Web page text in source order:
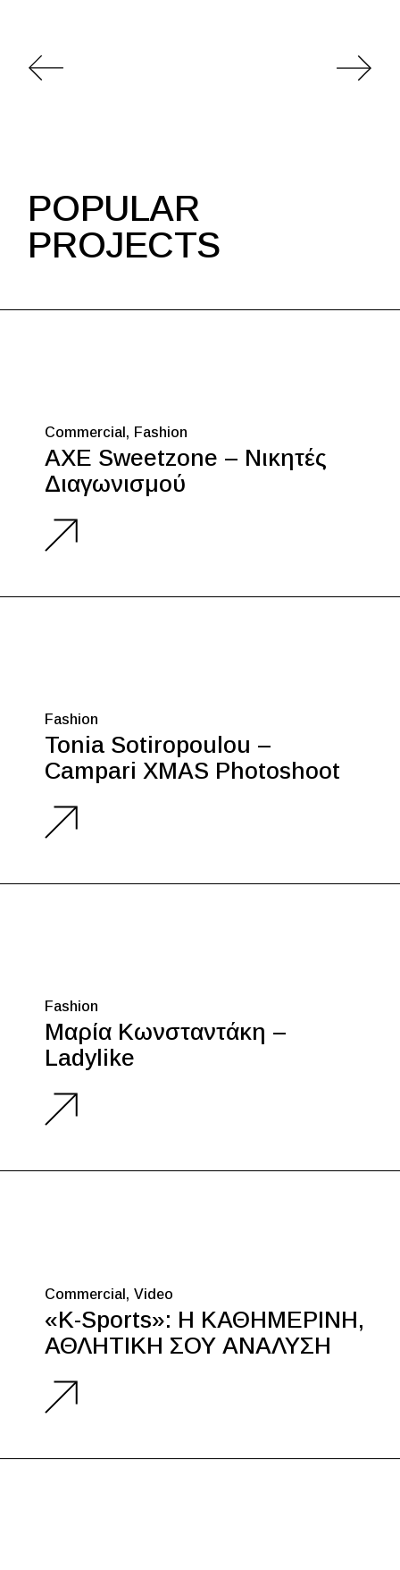
POPULAR
PROJECTS
Commercial Fashion
AXE Sweetzone – Νικητές
Διαγωνισμού
Fashion
Tonia Sotiropoulou –
Campari XMAS Photoshoot
Fashion
Μαρία Κωνσταντάκη –
Ladylike
Commercial Video
«K-Sports»: Η ΚΑΘΗΜΕΡΙΝΗ,
ΑΘΛΗΤΙΚΗ ΣΟΥ ΑΝΑΛΥΣΗ